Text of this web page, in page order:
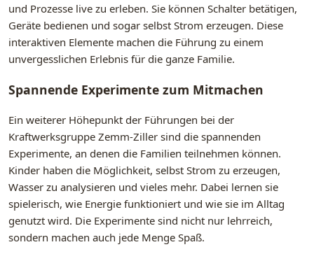
und Prozesse live zu erleben. Sie können Schalter betätigen,
Geräte bedienen und sogar selbst Strom erzeugen. Diese
interaktiven Elemente machen die Führung zu einem
unvergesslichen Erlebnis für die ganze Familie.
Spannende Experimente zum Mitmachen
Ein weiterer Höhepunkt der Führungen bei der
Kraftwerksgruppe Zemm-Ziller sind die spannenden
Experimente, an denen die Familien teilnehmen können.
Kinder haben die Möglichkeit, selbst Strom zu erzeugen,
Wasser zu analysieren und vieles mehr. Dabei lernen sie
spielerisch, wie Energie funktioniert und wie sie im Alltag
genutzt wird. Die Experimente sind nicht nur lehrreich,
sondern machen auch jede Menge Spaß.